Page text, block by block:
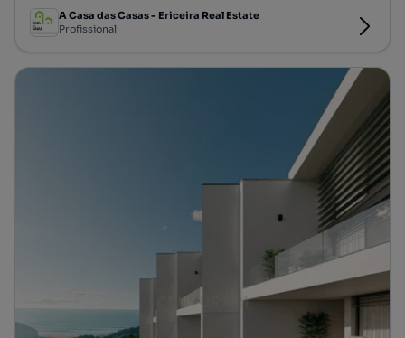
A Casa das Casas - Ericeira Real Estate
Profissional